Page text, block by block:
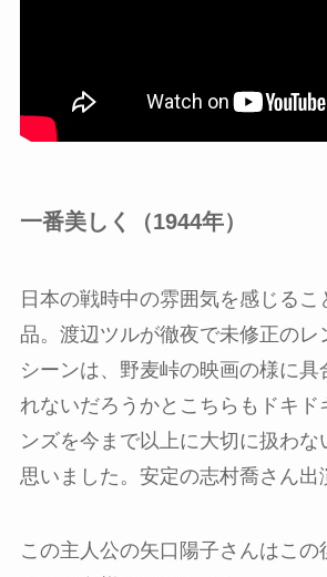
一番美しく（1944年）
日本の戦時中の雰囲気を感じるこ
品。渡辺ツルが徹夜で未修正のレ
シーンは、野麦峠の映画の様に具
れないだろうかとこちらもドキ
ンズを今まで以上に大切に扱わな
思いました。安定の志村喬さん出
この主人公の矢口陽子さんはこの